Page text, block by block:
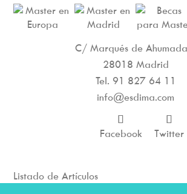
C/ Marqués de
28018 Madrid
Tel. 91 827 64 11
info@esdima.com
Facebook Twitter
Listado de Artículos